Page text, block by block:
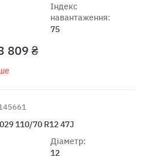
Індекс
навантаження:
75
809 ₴
110/70 R12 47J
Діаметр:
12